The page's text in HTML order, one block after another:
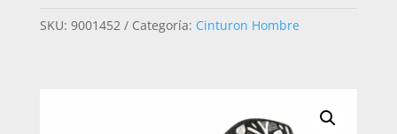
ARABE
SKU: 9001452 Categoría: Cinturon Hombre